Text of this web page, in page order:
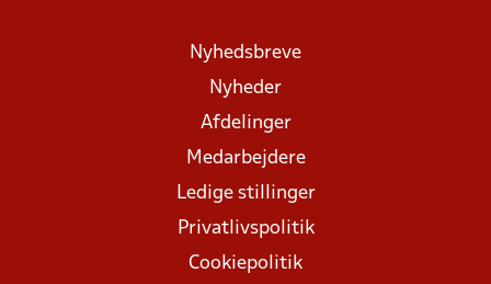
Nyhedsbreve
Nyheder
Afdelinger
Medarbejdere
Ledige stillinger
Privatlivspolitik
Cookiepolitik